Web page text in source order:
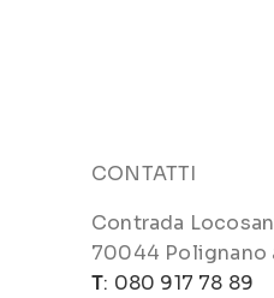
CONTATTI
Contrada
70044 Polignano
T: 080 917 78 89